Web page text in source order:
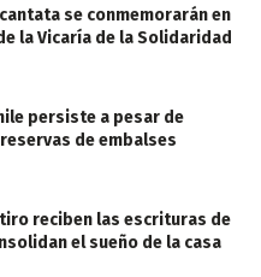
se conmemorarán en
la Vicaría de la Solidaridad
persiste a pesar de
de embalses
reciben las escrituras de
el sueño de la casa